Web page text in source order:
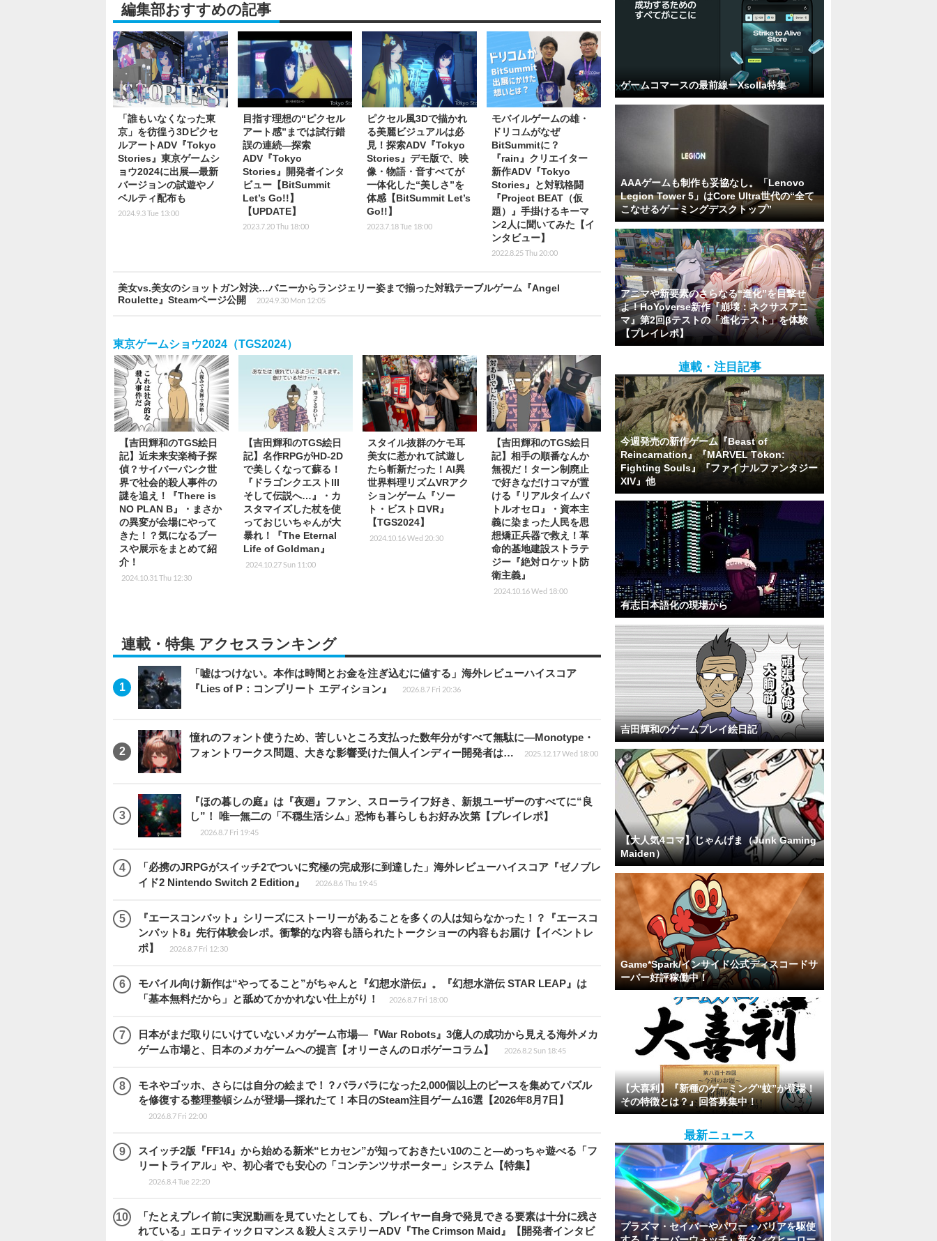
編集部おすすめの記事
「誰もいなくなった東
京」を彷徨う3Dピクセ
ルアートADV『Tokyo
Stories』東京ゲームシ
ョウ2024に出展―最新
バージョンの試遊やノ
ベルティ配布も
2024.9.3 Tue 13:00
目指す理想の“ピクセル
アート感”までは試行錯
誤の連続―探索
ADV『Tokyo
Stories』開発者インタ
ビュー【BitSummit
Let’s Go!!】
【UPDATE】
2023.7.20 Thu 18:00
ピクセル風3Dで描かれ
る美麗ビジュアルは必
見！探索ADV『Tokyo
Stories』デモ版で、映
像・物語・音すべてが
一体化した“美しさ”を
体感【BitSummit Let’s
Go!!】
2023.7.18 Tue 18:00
モバイルゲームの雄・
ドリコムがなぜ
BitSummitに？
『rain』クリエイター
新作ADV『Tokyo
Stories』と対戦格闘
『Project BEAT（仮
題）』手掛けるキーマ
ン2人に聞いてみた【イ
ンタビュー】
2022.8.25 Thu 20:00
美女vs.美女のショットガン対決…バニーからランジェリー姿まで揃った対戦テーブルゲーム『Angel
Roulette』Steamページ公開
2024.9.30 Mon 12:05
東京ゲームショウ2024（TGS2024）
【吉田輝和のTGS絵日
記】近未来安楽椅子探
偵？サイバーパンク世
界で社会的殺人事件の
謎を追え！『There is
NO PLAN B』・まさか
の異変が会場にやって
きた！？気になるブー
スや展示をまとめて紹
介！
2024.10.31 Thu 12:30
【吉田輝和のTGS絵日
記】名作RPGがHD-2D
で美しくなって蘇る！
『ドラゴンクエストIII
そして伝説へ…』・カ
スタマイズした杖を使
っておじいちゃんが大
暴れ！『The Eternal
Life of Goldman』
2024.10.27 Sun 11:00
スタイル抜群のケモ耳
美女に惹かれて試遊し
たら斬新だった！AI異
世界料理リズムVRアク
ションゲーム『ソー
ト・ビストロVR』
【TGS2024】
2024.10.16 Wed 20:30
【吉田輝和のTGS絵日
記】相手の順番なんか
無視だ！ターン制廃止
で好きなだけコマが置
ける『リアルタイムバ
トルオセロ』・資本主
義に染まった人民を思
想矯正兵器で救え！革
命的基地建設ストラテ
ジー『絶対ロケット防
衛主義』
2024.10.16 Wed 18:00
連載・特集 アクセスランキング
「嘘はつけない。本作は時間とお金を注ぎ込むに値する」海外レビューハイスコア
『Lies of P：コンプリート エディション』
2026.8.7 Fri 20:36
憧れのフォント使うため、苦しいところ支払った数年分がすべて無駄に―Monotype・
フォントワークス問題、大きな影響受けた個人インディー開発者は…
2025.12.17 Wed 18:00
『ほの暮しの庭』は『夜廻』ファン、スローライフ好き、新規ユーザーのすべてに“良
し”！ 唯一無二の「不穏生活シム」恐怖も暮らしもお好み次第【プレイレポ】
2026.8.7 Fri 19:45
「必携のJRPGがスイッチ2でついに究極の完成形に到達した」海外レビューハイスコア『ゼノブレ
イド2 Nintendo Switch 2 Edition』
2026.8.6 Thu 19:45
『エースコンバット』シリーズにストーリーがあることを多くの人は知らなかった！？『エースコ
ンバット8』先行体験会レポ。衝撃的な内容も語られたトークショーの内容もお届け【イベントレ
ポ】
2026.8.7 Fri 12:30
モバイル向け新作は“やってること”がちゃんと『幻想水滸伝』。『幻想水滸伝 STAR LEAP』は
「基本無料だから」と舐めてかかれない仕上がり！
2026.8.7 Fri 18:00
日本がまだ取りにいけていないメカゲーム市場―『War Robots』3億人の成功から見える海外メカ
ゲーム市場と、日本のメカゲームへの提言【オリーさんのロボゲーコラム】
2026.8.2 Sun 18:45
モネやゴッホ、さらには自分の絵まで！？バラバラになった2,000個以上のピースを集めてパズル
を修復する整理整頓シムが登場―採れたて！本日のSteam注目ゲーム16選【2026年8月7日】
2026.8.7 Fri 22:00
スイッチ2版『FF14』から始める新米“ヒカセン”が知っておきたい10のこと―めっちゃ遊べる「フ
リートライアル」や、初心者でも安心の「コンテンツサポーター」システム【特集】
2026.8.4 Tue 22:20
「たとえプレイ前に実況動画を見ていたとしても、プレイヤー自身で発見できる要素は十分に残さ
れている」エロティックロマンス＆殺人ミステリーADV『The Crimson Maid』【開発者インタビ
ゲームコマースの最前線ーXsolla特集
AAAゲームも制作も妥協なし。「Lenovo
Legion Tower 5」はCore Ultra世代の“全て
こなせるゲーミングデスクトップ”
アニマや新要素のさらなる“進化”を目撃せ
よ！HoYoverse新作『崩壊：ネクサスアニ
マ』第2回βテストの「進化テスト」を体験
【プレイレポ】
連載・注目記事
今週発売の新作ゲーム『Beast of
Reincarnation』『MARVEL Tōkon:
Fighting Souls』『ファイナルファンタジー
XIV』他
有志日本語化の現場から
吉田輝和のゲームプレイ絵日記
【大人気4コマ】じゃんげま（Junk Gaming
Maiden）
Game*Spark/インサイド公式ディスコードサ
ーバー好評稼働中！
【大喜利】『新種のゲーミング“蚊”が登場！
その特徴とは？』回答募集中！
最新ニュース
プラズマ・セイバーやパワー・バリアを駆使